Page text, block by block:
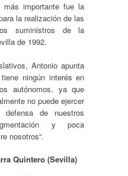
más importante fue la
la realización de las
suministros de la
de 1992.
Antonio apunta
ningún interés en
autónomos, ya que
no puede ejercer
de nuestros
y poca
nosotros“.
Quintero (Sevilla)